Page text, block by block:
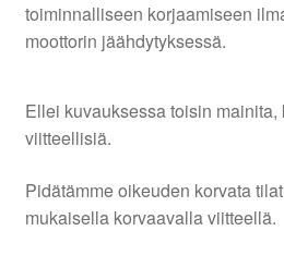
toiminnalliseen korjaamiseen
moottorin jäähdytyksessä.
Ellei kuvauksessa toisin mainita,
viitteellisiä.
Pidätämme oikeuden korvata
mukaisella korvaavalla viitteellä.